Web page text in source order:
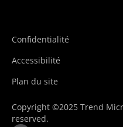
Confidentialité
Accessibilité
Plan du site
Copyright ©2025 Trend
reserved.